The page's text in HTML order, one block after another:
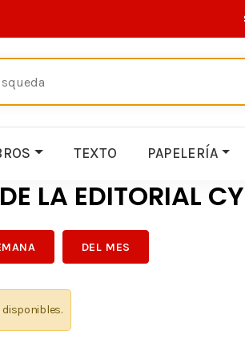
TEXTO PAPELERÍA
LA EDITORIAL
DEL MES
disponibles.